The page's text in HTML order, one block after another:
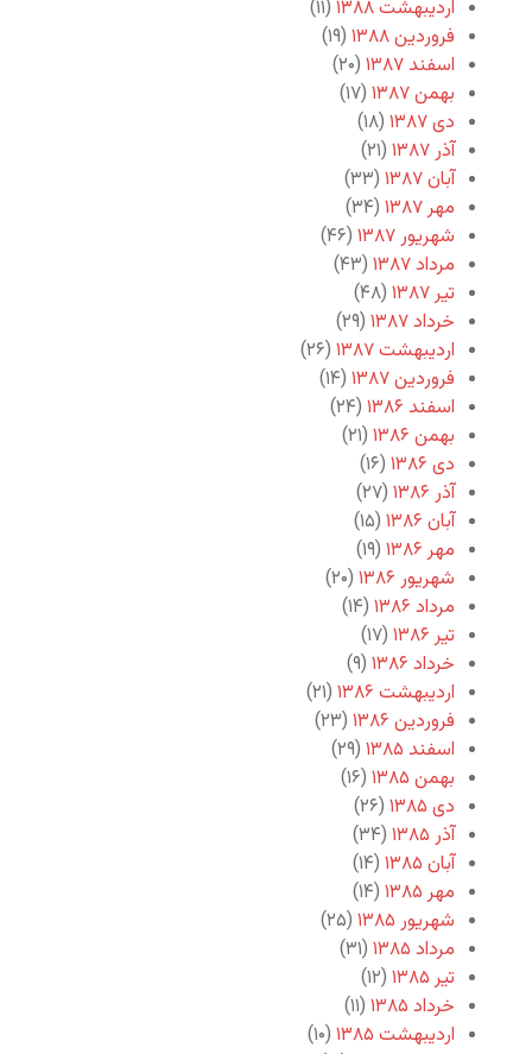
اردیبهشت ۱۳۸۸
(۱۱)
فروردین ۱۳۸۸
(۱۹)
اسفند ۱۳۸۷
(۲۰)
بهمن ۱۳۸۷
(۱۷)
دی ۱۳۸۷
(۱۸)
آذر ۱۳۸۷
(۲۱)
آبان ۱۳۸۷
(۳۳)
مهر ۱۳۸۷
(۳۴)
شهریور ۱۳۸۷
(۴۶)
مرداد ۱۳۸۷
(۴۳)
تیر ۱۳۸۷
(۴۸)
خرداد ۱۳۸۷
(۲۹)
اردیبهشت ۱۳۸۷
(۲۶)
فروردین ۱۳۸۷
(۱۴)
اسفند ۱۳۸۶
(۲۴)
بهمن ۱۳۸۶
(۲۱)
دی ۱۳۸۶
(۱۶)
آذر ۱۳۸۶
(۲۷)
آبان ۱۳۸۶
(۱۵)
مهر ۱۳۸۶
(۱۹)
شهریور ۱۳۸۶
(۲۰)
مرداد ۱۳۸۶
(۱۴)
تیر ۱۳۸۶
(۱۷)
خرداد ۱۳۸۶
(۹)
اردیبهشت ۱۳۸۶
(۲۱)
فروردین ۱۳۸۶
(۲۳)
اسفند ۱۳۸۵
(۲۹)
بهمن ۱۳۸۵
(۱۶)
دی ۱۳۸۵
(۲۶)
آذر ۱۳۸۵
(۳۴)
آبان ۱۳۸۵
(۱۴)
مهر ۱۳۸۵
(۱۴)
شهریور ۱۳۸۵
(۲۵)
مرداد ۱۳۸۵
(۳۱)
تیر ۱۳۸۵
(۱۲)
خرداد ۱۳۸۵
(۱۱)
اردیبهشت ۱۳۸۵
(۱۰)